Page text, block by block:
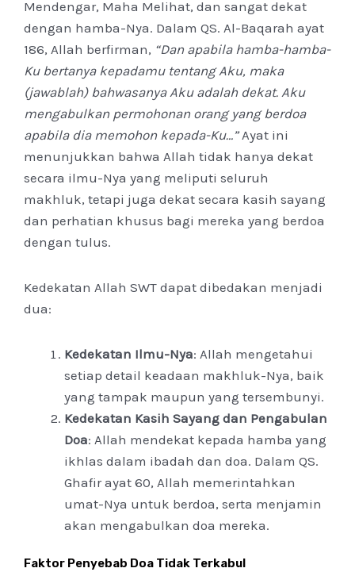
Mendengar, Maha Melihat, dan sangat dekat
dengan hamba-Nya. Dalam QS. Al-Baqarah ayat
186, Allah berfirman, “Dan apabila hamba-hamba-
Ku bertanya kepadamu tentang Aku, maka
(jawablah) bahwasanya Aku adalah dekat. Aku
mengabulkan permohonan orang yang berdoa
apabila dia memohon kepada-Ku…”Ayat ini
menunjukkan bahwa Allah tidak hanya dekat
secara ilmu-Nya yang meliputi seluruh
makhluk, tetapi juga dekat secara kasih sayang
dan perhatian khusus bagi mereka yang berdoa
dengan tulus.
Kedekatan Allah SWT dapat dibedakan menjadi
dua:
Kedekatan Ilmu-Nya: Allah mengetahui
setiap detail keadaan makhluk-Nya, baik
yang tampak maupun yang tersembunyi.
Kedekatan Kasih Sayang dan Pengabulan
Doa: Allah mendekat kepada hamba yang
ikhlas dalam ibadah dan doa. Dalam QS.
Ghafir ayat 60, Allah memerintahkan
umat-Nya untuk berdoa, serta menjamin
akan mengabulkan doa mereka.
Faktor Penyebab Doa Tidak Terkabul